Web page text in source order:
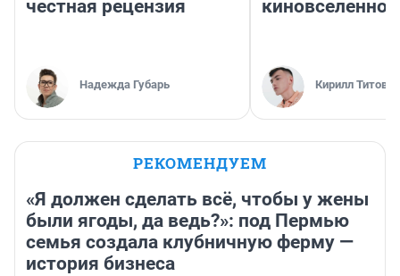
честная рецензия
Надежда Губарь Кирилл Титов
РЕКОМЕНДУЕМ
«Я должен сделать всё, чтобы у жены
были ягоды, да ведь?»: под Пермью
семья создала клубничную ферму —
история бизнеса